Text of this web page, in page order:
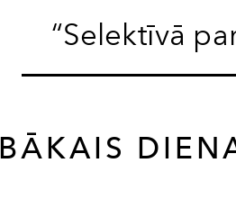
“Selektīvā